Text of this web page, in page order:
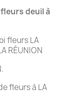
deuil à
fleurs LA
RÉUNION
fleurs à LA